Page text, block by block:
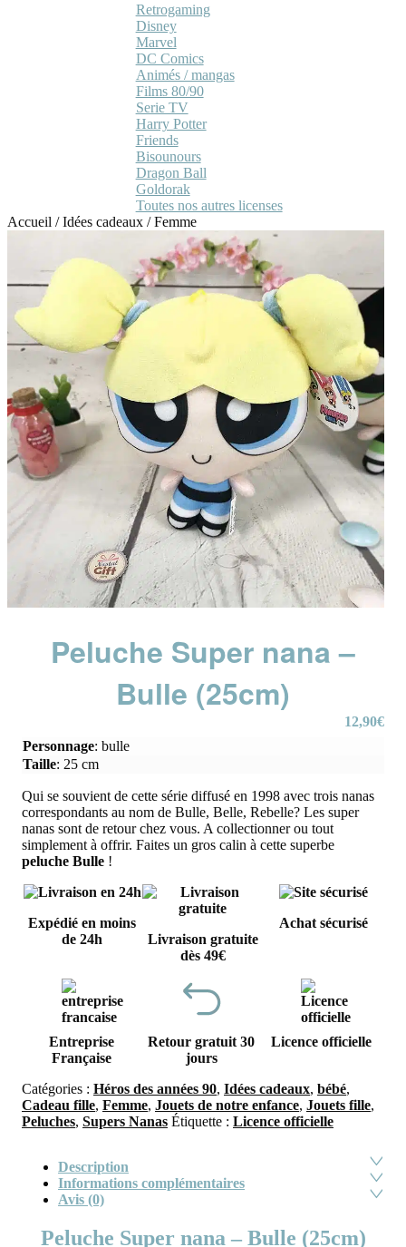
Retrogaming
Disney
Marvel
DC Comics
Animés / mangas
Films 80/90
Serie TV
Harry Potter
Friends
Bisounours
Dragon Ball
Goldorak
Toutes nos autres licenses
Accueil /Idées cadeaux /Femme
Peluche Super nana –
Bulle (25cm)
12,90€
Qui se souvient de cette série diffusé en 1998 avec trois nanas
correspondants au nom de Bulle, Belle, Rebelle? Les super
nanas sont de retour chez vous. A collectionner ou tout
simplement à offrir. Faites un gros calin à cette superbe
peluche Bulle !
Personnage: bulle
Taille: 25 cm
Expédié en moins
de 24h
Livraison gratuite
dès 49€
Achat sécurisé
Entreprise
Française
Retour gratuit 30
jours
Licence officielle
Catégories : Héros des années 90, Idées cadeaux, bébé,
Cadeau fille, Femme, Jouets de notre enfance, Jouets fille,
Peluches, Supers Nanas Étiquette : Licence officielle
Description
Informations complémentaires
Avis (0)
Peluche Super nana – Bulle (25cm)